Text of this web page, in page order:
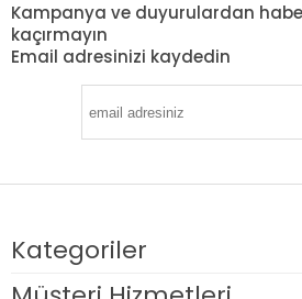
Kampanya ve duyurulardan
kaçırmayın
Email adresinizi kaydedin
Kategoriler